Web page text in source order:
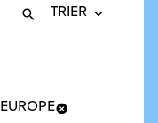
Valider
EUROPE